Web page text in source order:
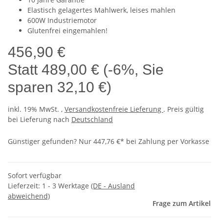
Elastisch gelagertes Mahlwerk, leises mahlen
600W Industriemotor
Glutenfrei eingemahlen!
456,90 €
Statt 489,00 € (-6%, Sie
sparen 32,10 €)
inkl. 19% MwSt. , Versandkostenfreie Lieferung . Preis gültig
bei Lieferung nach Deutschland
Günstiger gefunden? Nur 447,76 €* bei Zahlung per Vorkasse
Sofort verfügbar
Lieferzeit: 1 - 3 Werktage (DE - Ausland
abweichend)
Frage zum Artikel